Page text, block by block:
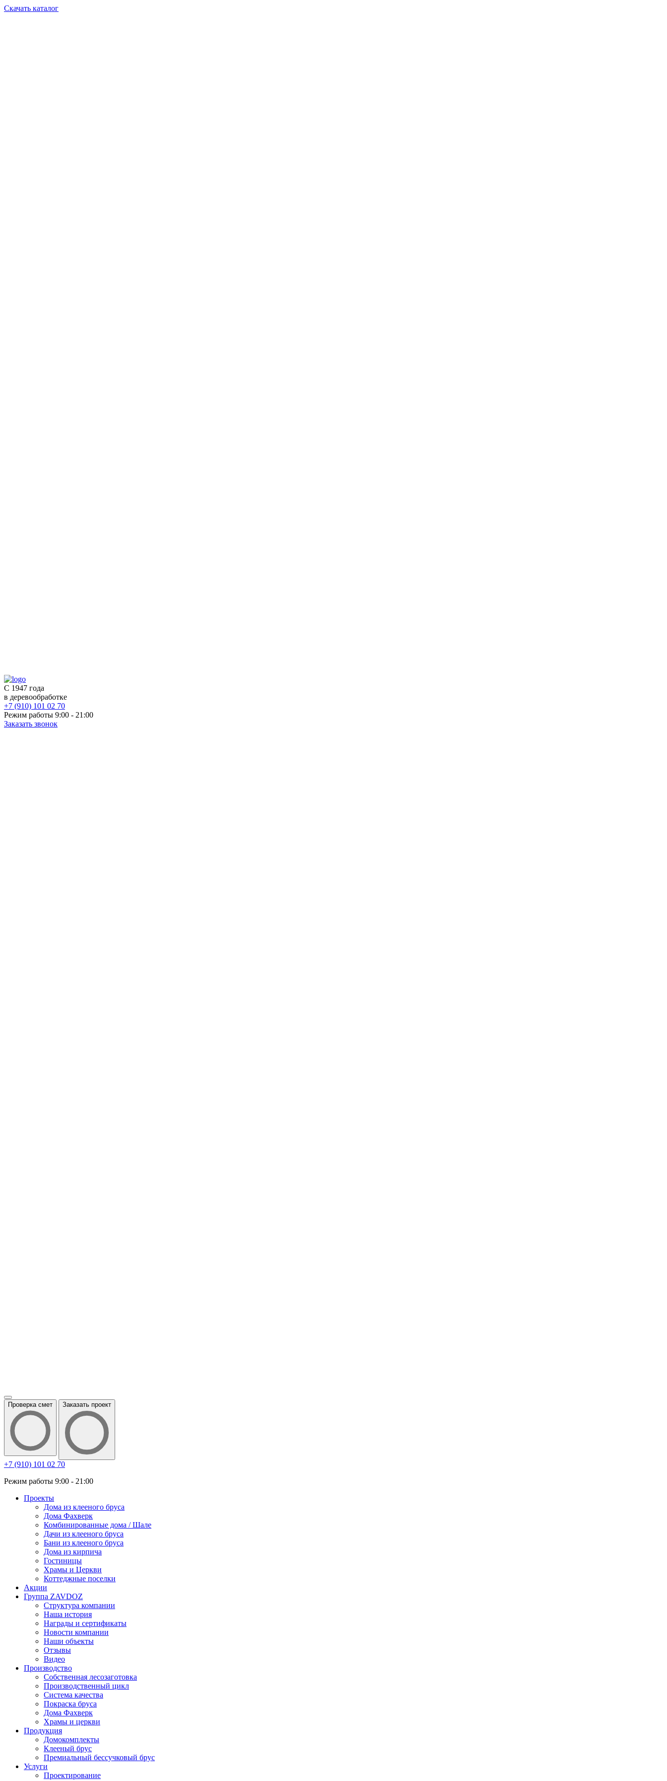
Скачать каталог
С 1947 года
в деревообработке
+7 (910) 101 02 70
Режим работы 9:00 - 21:00
Заказать звонок
Проверка смет Заказать проект
+7 (910) 101 02 70
Режим работы 9:00 - 21:00
Проекты
Дома из клееного бруса
Дома Фахверк
Комбинированные дома / Шале
Дачи из клееного бруса
Бани из клееного бруса
Дома из кирпича
Гостиницы
Храмы и Церкви
Коттеджные поселки
Акции
Группа ZAVDOZ
Структура компании
Наша история
Награды и сертификаты
Новости компании
Наши объекты
Отзывы
Видео
Производство
Собственная лесозаготовка
Производственный цикл
Система качества
Покраска бруса
Дома Фахверк
Храмы и церкви
Продукция
Домокомплекты
Клееный брус
Премиальный бессучковый брус
Услуги
Проектирование